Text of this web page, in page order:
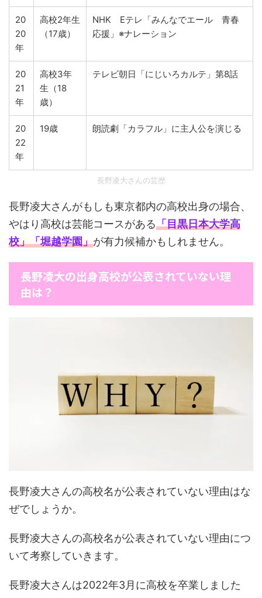
20
20
年
高校2年生
（17歳）
NHK Eテレ「みんなでエール 青春
応援」※ナレーション
20
21
年
高校3年
生（18
歳）
テレビ朝日「にじいろカルテ」第8話
20
22
年
19歳 朗読劇「カラフル」に主人公を演じる
長野凌大さんの芸歴
長野凌大さんがもしも東京都内の高校出身の場合、
やはり高校は芸能コースがある「目黒日本大学高
校」「堀越学園」が有力候補かもしれません。
長野凌大の出身高校が公表されていない理
由は？
長野凌大さんの高校名が公表されていない理由はな
ぜでしょうか。
長野凌大さんの高校名が公表されていない理由につ
いて考察していきます。
長野凌大さんは2022年3月に高校を卒業しました